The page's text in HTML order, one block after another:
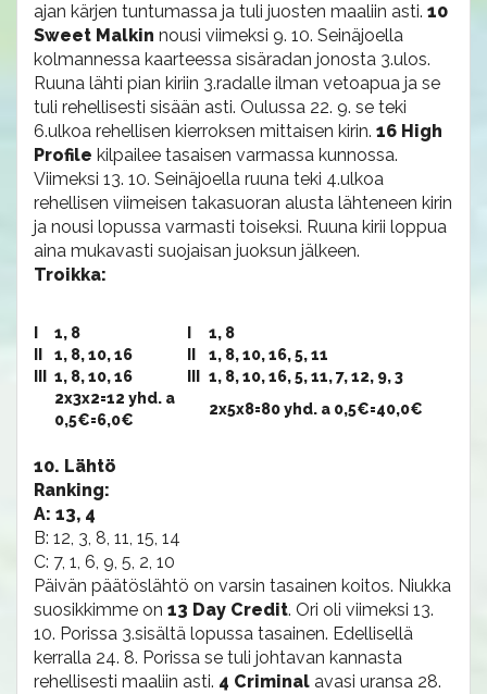
ajan kärjen tuntumassa ja tuli juosten maaliin asti. 10
Sweet Malkin nousi viimeksi 9. 10. Seinäjoella
kolmannessa kaarteessa sisäradan jonosta 3.ulos.
Ruuna lähti pian kiriin 3.radalle ilman vetoapua ja se
tuli rehellisesti sisään asti. Oulussa 22. 9. se teki
6.ulkoa rehellisen kierroksen mittaisen kirin. 16 High
Profile kilpailee tasaisen varmassa kunnossa.
Viimeksi 13. 10. Seinäjoella ruuna teki 4.ulkoa
rehellisen viimeisen takasuoran alusta lähteneen kirin
ja nousi lopussa varmasti toiseksi. Ruuna kirii loppua
aina mukavasti suojaisan juoksun jälkeen.
Troikka:
1, 8
1, 8
1, 8, 10, 16
1, 8, 10, 16, 5, 11
1, 8, 10, 16
1, 8, 10, 16, 5, 11, 7, 12, 9, 3
2x3x2=12 yhd. a
0,5€=6,0€
2x5x8=80 yhd. a 0,5€=40,0€
10. Lähtö
Ranking:
A: 13, 4
B: 12, 3, 8, 11, 15, 14
C: 7, 1, 6, 9, 5, 2, 10
Päivän päätöslähtö on varsin tasainen koitos. Niukka
suosikkimme on 13 Day Credit. Ori oli viimeksi 13.
10. Porissa 3.sisältä lopussa tasainen. Edellisellä
kerralla 24. 8. Porissa se tuli johtavan kannasta
rehellisesti maaliin asti. 4 Criminal avasi uransa 28.